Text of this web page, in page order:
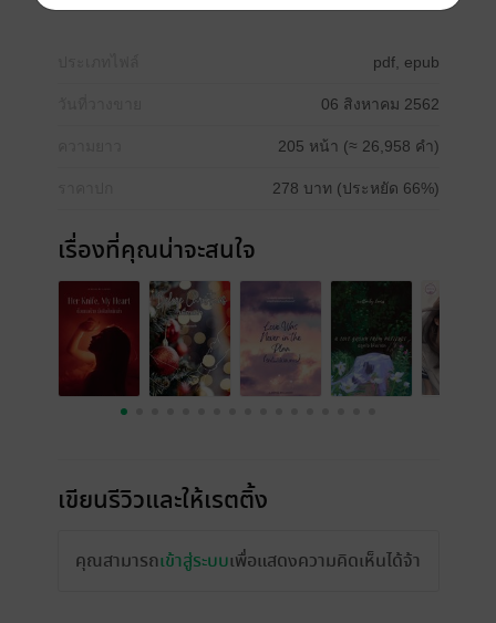
pdf, epub
06 สิงหาคม 2562
205 หน้า (≈ 26,958 คำ)
278 บาท (ประหยัด 66%)
เรื่องที่คุณน่าจะสนใจ
เขียนรีวิวและให้เรตติ้ง
คุณสามารถเข้าสู่ระบบเพื่อแสดงความคิดเห็นได้จ้า